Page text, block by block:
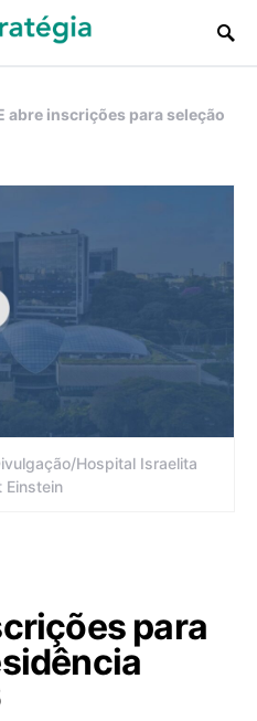
abre inscrições para seleção
Hospital Israelita
Einstein
para